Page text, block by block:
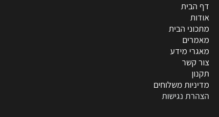
דף הבית
אודות
מתכוני הבית
מאמרים
מאגרי מידע
צור קשר
תקנון
מדיניות משלוחים
הצהרת נגישות